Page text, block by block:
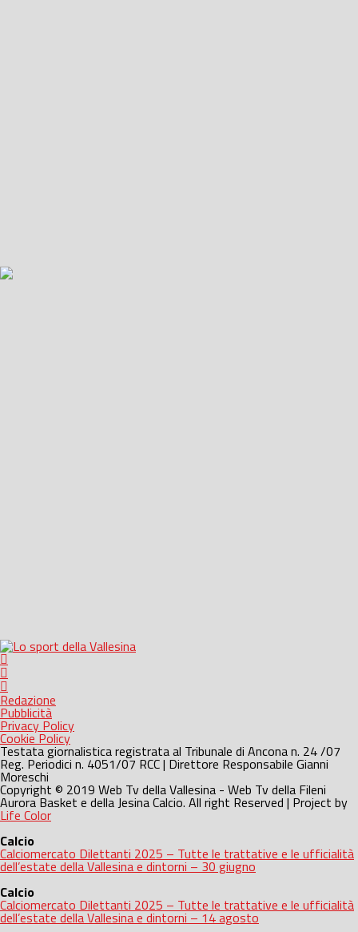
Redazione
Pubblicità
Privacy Policy
Cookie Policy
Testata giornalistica registrata al Tribunale di Ancona n. 24 /07
Reg. Periodici n. 4051/07 RCC | Direttore Responsabile Gianni
Moreschi
Copyright © 2019 Web Tv della Vallesina - Web Tv della Fileni
Aurora Basket e della Jesina Calcio. All right Reserved | Project by
Life Color
Calcio
Calciomercato Dilettanti 2025 – Tutte le trattative e le ufficialità
dell’estate della Vallesina e dintorni – 30 giugno
Calcio
Calciomercato Dilettanti 2025 – Tutte le trattative e le ufficialità
dell’estate della Vallesina e dintorni – 14 agosto